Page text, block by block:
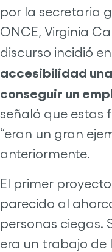
por la secretaria
ONCE, Virginia
discurso incidió en
accesibilidad
conseguir un
señaló que estas
“eran un gran
anteriormente.
El primer
parecido al
personas ciegas.
era un trabajo